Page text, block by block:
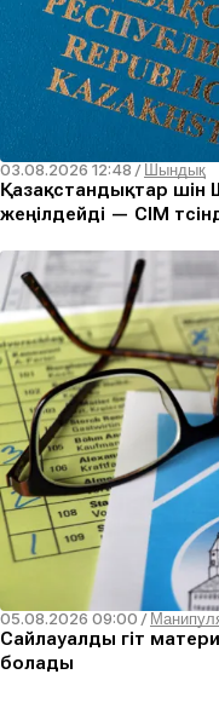
03.08.2026 12:48 / Шындық
Қазақстандықтар үшін
жеңілдейді — СІМ
05.08.2026 09:00 /
Сайлауалды үгіт
болады